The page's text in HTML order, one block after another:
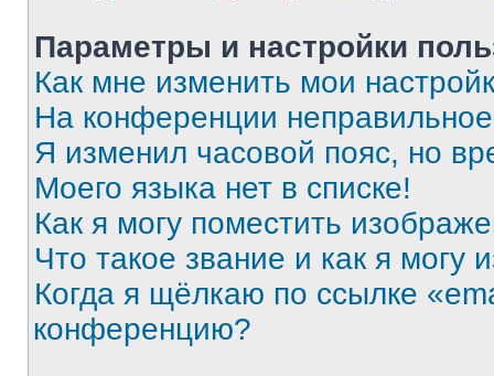
Параметры и настройки
Как мне изменить мои
На конференции
Я изменил часовой пояс, но
Моего языка нет в списке!
Как я могу поместить
Что такое звание и как я могу
Когда я щёлкаю по ссылке
конференцию?